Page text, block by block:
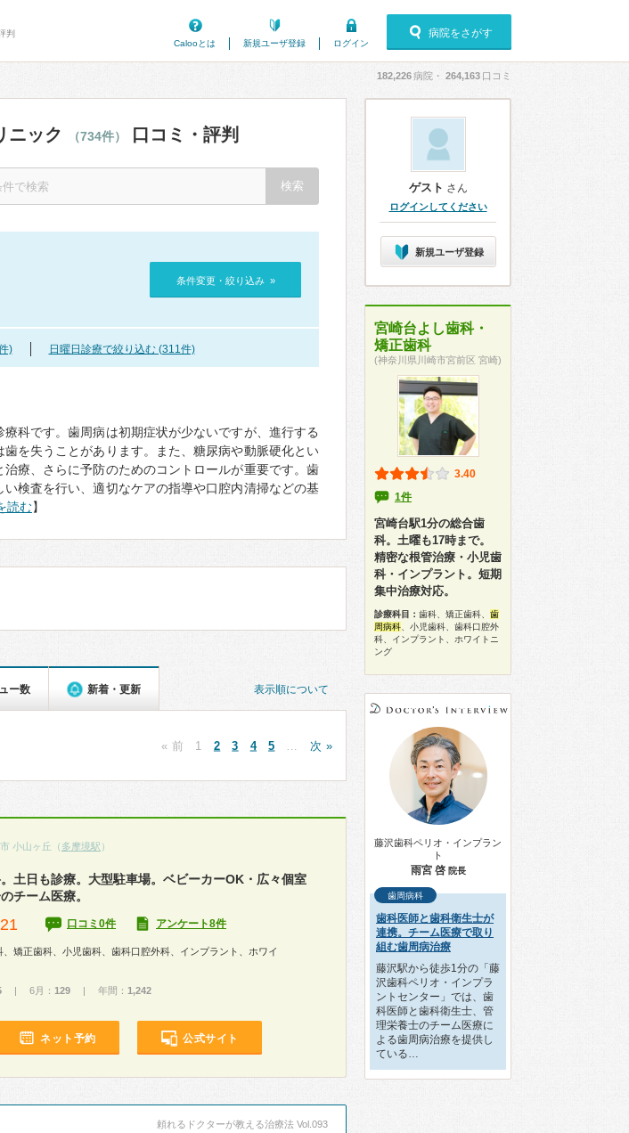
判
Calooとは
新規ユーザ登録 ログイン
病院をさがす
182,226病院・ 264,163 口コミ
ニック （734件） 口コミ・評判
条件変更・絞り込み »
) 日曜日診療で絞り込む (311件)
科です。歯周病は初期症状が少ないですが、進行する
を失うことがあります。また、糖尿病や動脈硬化とい
療、さらに予防のためのコントロールが重要です。歯
検査を行い、適切なケアの指導や口腔内清掃などの基
読む】
表示順について
ー数 新着・更新
« 前 1 2 3 4 5 次 »
小山ヶ丘（ 多摩境駅 ）
土日も診療。大型駐車場。ベビーカーOK・広々個室
チーム医療。
口コミ0件 アンケート8件
、矯正歯科、小児歯科、歯科口腔外科、インプラント、ホワイ
| 6月： 129 | 年間： 1,242
ネット予約 公式サイト
頼れるドクターが教える治療法 Vol.093
ゲスト さん
ログインしてください
新規ユーザ登録
宮崎台よし歯科・
矯正歯科
(神奈川県川崎市宮前区 宮崎)
3.40
1件
宮崎台駅1分の総合歯
科。土曜も17時まで。
精密な根管治療・小児歯
科・インプラント。短期
集中治療対応。
診療科目： 歯科、矯正歯科、 歯
周病科 、小児歯科、歯科口腔外
科、インプラント、ホワイトニ
ング
藤沢歯科ペリオ・インプラン
ト
雨宮 啓 院長
歯周病科
歯科医師と歯科衛生士が
連携。チーム医療で取り
組む歯周病治療
藤沢駅から徒歩1分の「藤
沢歯科ペリオ・インプラ
ントセンター」では、歯
科医師と歯科衛生士、管
理栄養士のチーム医療に
よる歯周病治療を提供し
ている…